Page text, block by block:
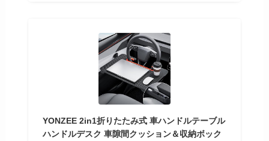
YONZEE 2in1折りたたみ式 車ハンドルテーブル
ハンドルデスク 車隙間クッション＆収納ボック